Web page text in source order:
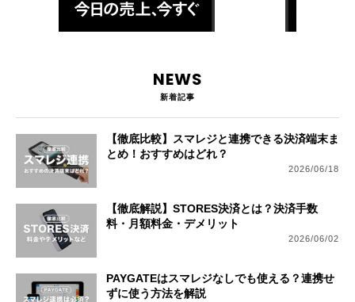
NEWS
新着記事
【徹底比較】スマレジと連携できる決済端末ま
とめ！おすすめはどれ？
2026/06/18
【徹底解説】STORES決済とは？決済手数
料・月額料金・デメリット
2026/06/02
PAYGATEはスマレジなしでも使える？連携せ
ずに使う方法を解説